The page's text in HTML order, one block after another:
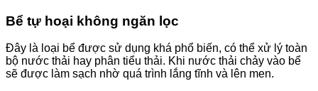
Bể tự hoại không ngăn lọc
Đây là loại bể được sử dụng khá phổ biến, có thể xử lý toàn
bộ nước thải hay phân tiểu thải. Khi nước thải chảy vào bể
sẽ được làm sạch nhờ quá trình lắng tĩnh và lên men.